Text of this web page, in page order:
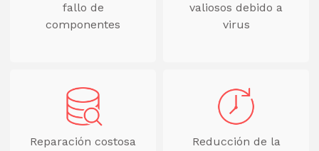
fallo de
componentes
valiosos debido a
virus
Reparación costosa
Reducción de la